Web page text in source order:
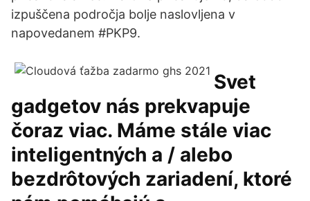
izpuščena področja bolje naslovljena v
napovedanem #PKP9.
Svet
gadgetov nás prekvapuje
čoraz viac. Máme stále viac
inteligentných a / alebo
bezdrôtových zariadení, ktoré